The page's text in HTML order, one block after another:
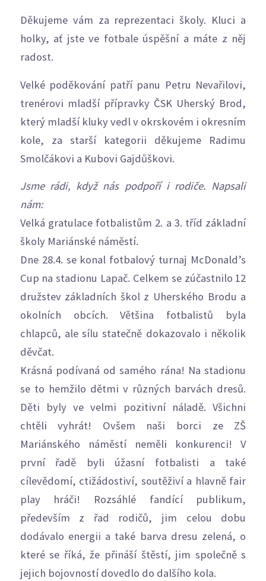
Děkujeme vám za reprezentaci školy. Kluci a
holky, ať jste ve fotbale úspěšní a máte z něj
radost.
Velké poděkování patří panu Petru Nevařilovi,
trenérovi mladší přípravky ČSK Uherský Brod,
který mladší kluky vedl v okrskovém i okresním
kole, za starší kategorii děkujeme Radimu
Smolčákovi a Kubovi Gajdůškovi.
Jsme rádi, když nás podpoří i rodiče. Napsali
nám:
Velká gratulace fotbalistům 2. a 3. tříd základní
školy Mariánské náměstí.
Dne 28.4. se konal fotbalový turnaj McDonald’s
Cup na stadionu Lapač. Celkem se zúčastnilo 12
družstev základních škol z Uherského Brodu a
okolních obcích. Většina fotbalistů byla
chlapců, ale sílu statečně dokazovalo i několik
děvčat.
Krásná podívaná od samého rána! Na stadionu
se to hemžilo dětmi v různých barvách dresů.
Děti byly ve velmi pozitivní náladě. Všichni
chtěli vyhrát! Ovšem naši borci ze ZŠ
Mariánského náměstí neměli konkurenci! V
první řadě byli úžasní fotbalisti a také
cílevědomí, ctižádostiví, soutěživí a hlavně fair
play hráči! Rozsáhlé fandící publikum,
především z řad rodičů, jim celou dobu
dodávalo energii a také barva dresu zelená, o
které se říká, že přináší štěstí, jim společně s
jejich bojovností dovedlo do dalšího kola.